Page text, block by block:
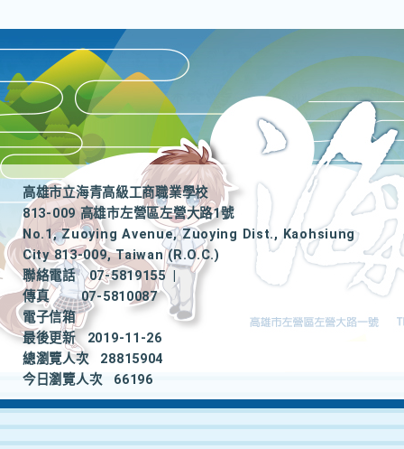
高雄市立海青高級工商職業學校
813-009 高雄市左營區左營大路1號
No.1, Zuoying Avenue, Zuoying Dist., Kaohsiung
City 813-009, Taiwan (R.O.C.)
聯絡電話
07-5819155
|
傳真
07-5810087
電子信箱
最後更新
2019-11-26
總瀏覽人次
28815904
今日瀏覽人次
66196